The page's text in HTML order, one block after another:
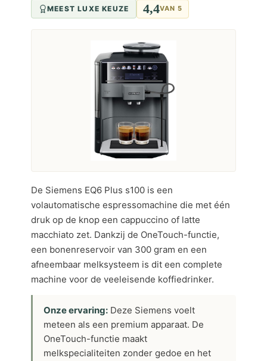
MEEST LUXE KEUZE 4,4VAN 5
De Siemens EQ6 Plus s100 is een
volautomatische espressomachine die met één
druk op de knop een cappuccino of latte
macchiato zet. Dankzij de OneTouch-functie,
een bonenreservoir van 300 gram en een
afneembaar melksysteem is dit een complete
machine voor de veeleisende koffiedrinker.
Onze ervaring: Deze Siemens voelt
meteen als een premium apparaat. De
OneTouch-functie maakt
melkspecialiteiten zonder gedoe en het